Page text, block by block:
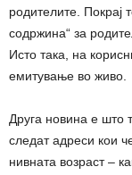
родителите. Покрај
содржина“ за
Исто така, на
емитување во живо.
Друга новина е што
следат адреси кои
нивната возраст –